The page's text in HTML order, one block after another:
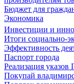
Бюджет для
Экономика
Инвестиции и
Итоги социально-
Эффективность
Паспорт города
Реализация указов
Покупай